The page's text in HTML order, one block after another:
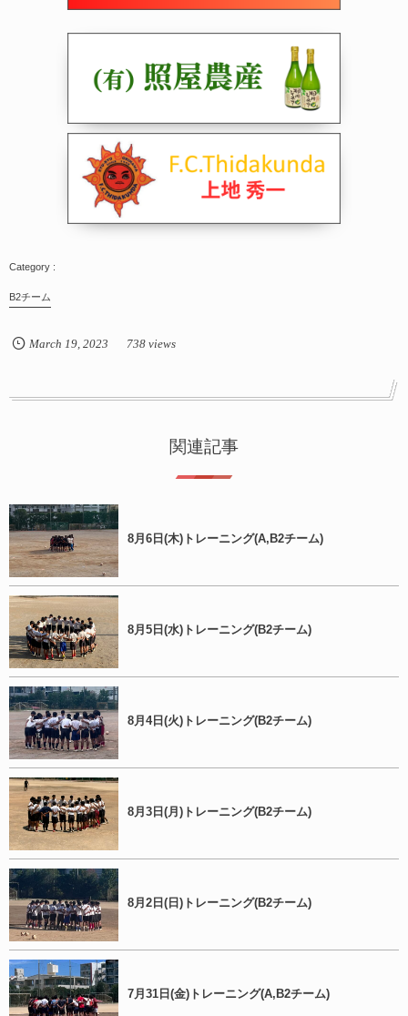
B2チーム
March 19, 2023 738 views
関連記事
8月6日(木)トレーニング(A,B2チーム)
8月5日(水)トレーニング(B2チーム)
8月4日(火)トレーニング(B2チーム)
8月3日(月)トレーニング(B2チーム)
8月2日(日)トレーニング(B2チーム)
7月31日(金)トレーニング(A,B2チーム)